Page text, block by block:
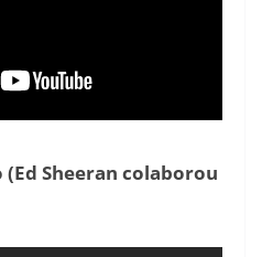
(Ed Sheeran colaborou